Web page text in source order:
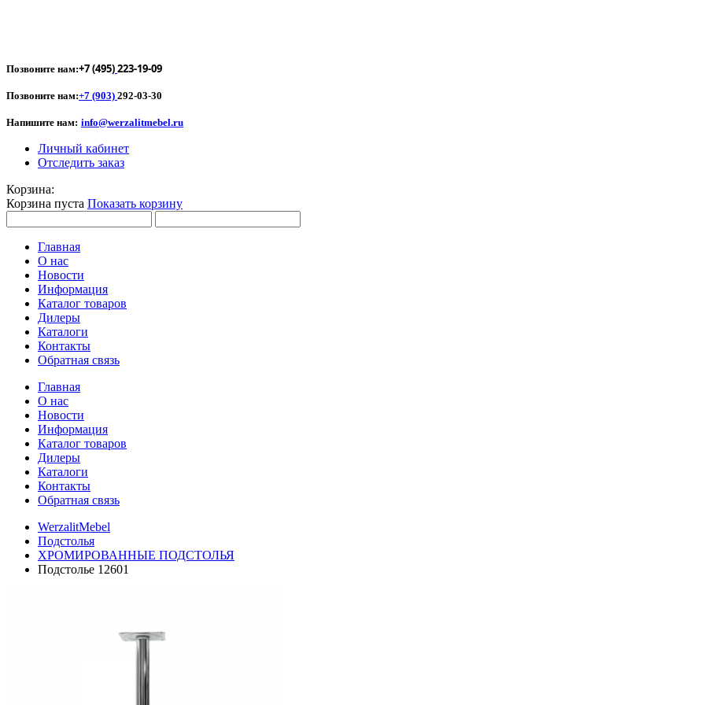
Позвоните нам:+7 (495)223-19-09
Позвоните нам:+7 (903) 292-03-30
Напишите нам: info@werzalitmebel.ru
Личный кабинет
Отследить заказ
Корзина:
Корзина пуста Показать корзину
Главная
О нас
Новости
Информация
Каталог товаров
Дилеры
Каталоги
Контакты
Обратная связь
Главная
О нас
Новости
Информация
Каталог товаров
Дилеры
Каталоги
Контакты
Обратная связь
WerzalitMebel
Подстолья
ХРОМИРОВАННЫЕ ПОДСТОЛЬЯ
Подстолье 12601